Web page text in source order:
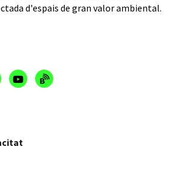
d'espais de gran valor ambiental.